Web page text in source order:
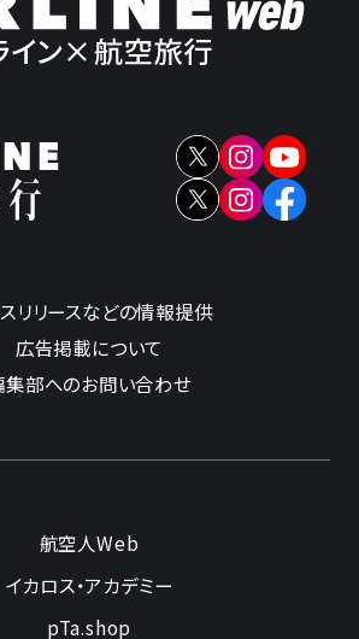
リリースなどの情報提供
広告掲載について
集部へのお問い合わせ
航空人Web
イカロス・アカデミー
pTa.shop